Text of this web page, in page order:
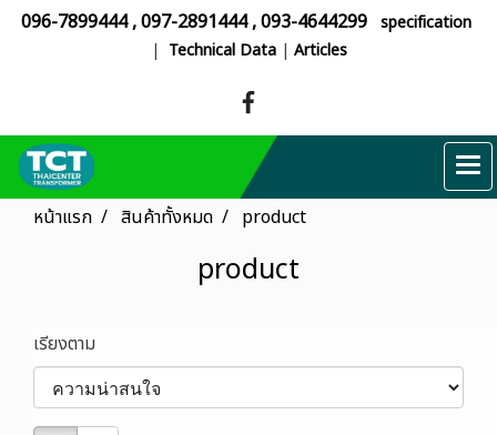
096-7899444,097-2891444,093-4644299 specification
| Technical Data| Articles
หน้าแรก สินค้าทั้งหมด product
product
เรียงตาม